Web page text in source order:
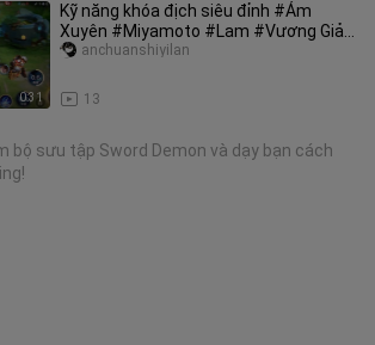
0:31
Kỹ năng khóa địch siêu đỉnh #Ám
Xuyên #Miyamoto #Lam #Vương Giả
Vinh Diệu
13
anchuanshiyilan
bộ sưu tập Sword Demon và dạy bạn cách